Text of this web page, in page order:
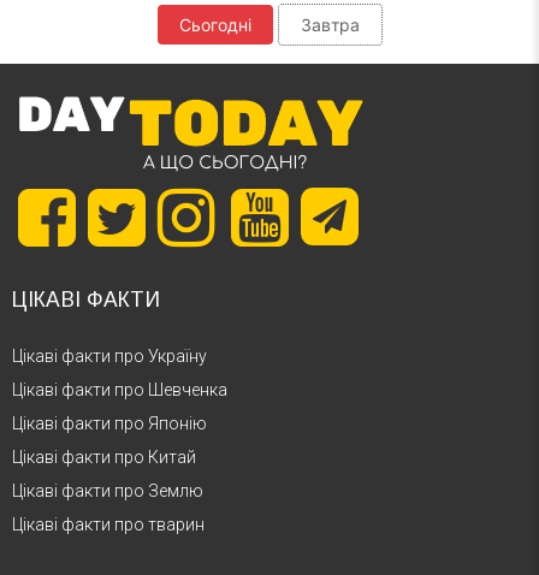
Сьогодні Завтра
ЦІКАВІ ФАКТИ
Цікаві факти про Україну
Цікаві факти про Шевченка
Цікаві факти про Японію
Цікаві факти про Китай
Цікаві факти про Землю
Цікаві факти про тварин